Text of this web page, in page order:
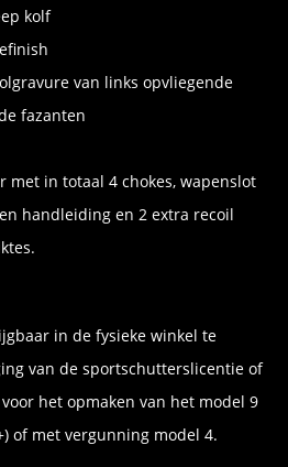
kolf
van links opvliegende
fazanten
met in totaal 4 chokes, wapenslot
handleiding en 2 extra recoil
in de fysieke winkel te
van de sportschutterslicentie of
het opmaken van het model 9
of met vergunning model 4.